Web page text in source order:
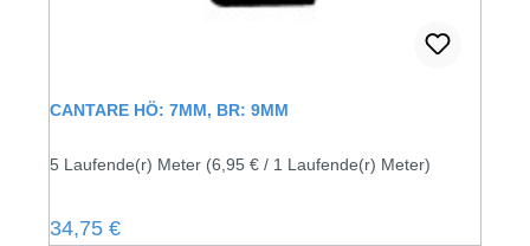
CANTARE HÖ: 7MM, BR: 9MM
5 Laufende(r) Meter (6,95 € / 1 Laufende(r) Meter)
Regulärer Preis:
34,75 €